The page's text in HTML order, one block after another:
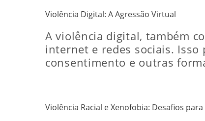
Violência Digital: A Agressão Virtual
A violência digital, também
internet e redes sociais. Isso
consentimento e outras
Violência Racial e Xenofobia: Desafios